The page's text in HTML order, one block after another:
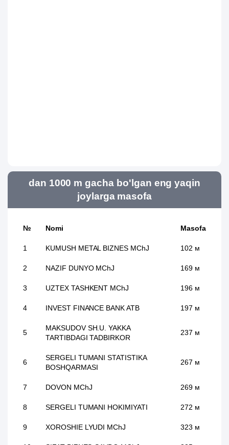
dan 1000 m gacha bo'lgan eng yaqin
joylarga masofa
№ Nomi Masofa
1 KUMUSH METAL BIZNES MChJ 102 м
2 NAZIF DUNYO MChJ 169 м
3 UZTEX TASHKENT MChJ 196 м
4 INVEST FINANCE BANK ATB 197 м
5
MAKSUDOV SH.U. YAKKA
TARTIBDAGI TADBIRKOR
237 м
6
SERGELI TUMANI STATISTIKA
BOSHQARMASI
267 м
7 DOVON MChJ 269 м
8 SERGELI TUMANI HOKIMIYATI 272 м
9 XOROSHIE LYUDI MChJ 323 м